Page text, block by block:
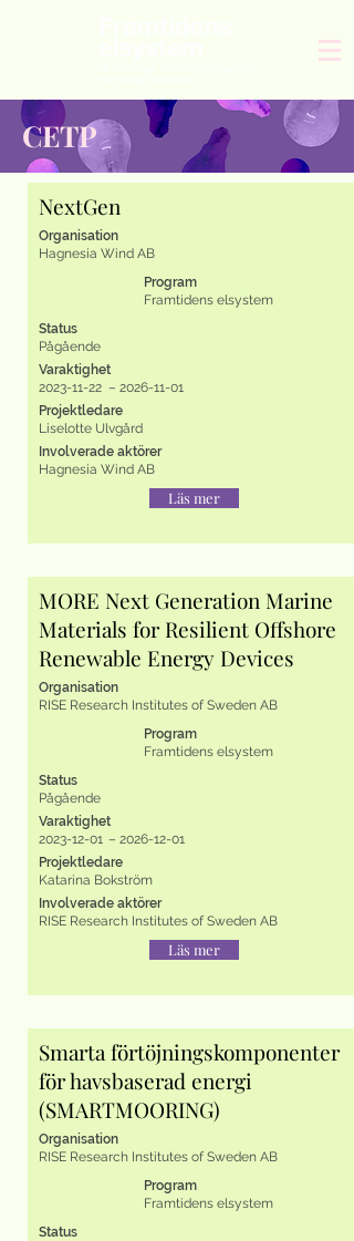
CETP
NextGen
Organisation
Hagnesia Wind AB
Program
Framtidens elsystem
Status
Pågående
Varaktighet
2023-11-22 – 2026-11-01
Projektledare
Liselotte Ulvgård
Involverade aktörer
Hagnesia Wind AB
Läs mer
MORE Next Generation Marine
Materials for Resilient Offshore
Renewable Energy Devices
Organisation
RISE Research Institutes of Sweden AB
Program
Framtidens elsystem
Status
Pågående
Varaktighet
2023-12-01 – 2026-12-01
Projektledare
Katarina Bokström
Involverade aktörer
RISE Research Institutes of Sweden AB
Läs mer
Smarta förtöjningskomponenter
för havsbaserad energi
(SMARTMOORING)
Organisation
RISE Research Institutes of Sweden AB
Program
Framtidens elsystem
Status